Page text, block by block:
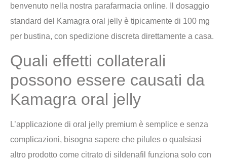
benvenuto nella nostra parafarmacia online. Il dosaggio
standard del Kamagra oral jelly è tipicamente di 100 mg
per bustina, con spedizione discreta direttamente a casa.
Quali effetti collaterali
possono essere causati da
Kamagra oral jelly
L’applicazione di oral jelly premium è semplice e senza
complicazioni, bisogna sapere che pilules o qualsiasi
altro prodotto come citrato di sildenafil funziona solo con